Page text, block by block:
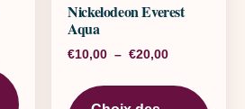
de prix : €10,00 à €20,00
Ce produit a plusieurs variations.
Nickelodeon Everest
Aqua
€10,00 – €20,00Plage de